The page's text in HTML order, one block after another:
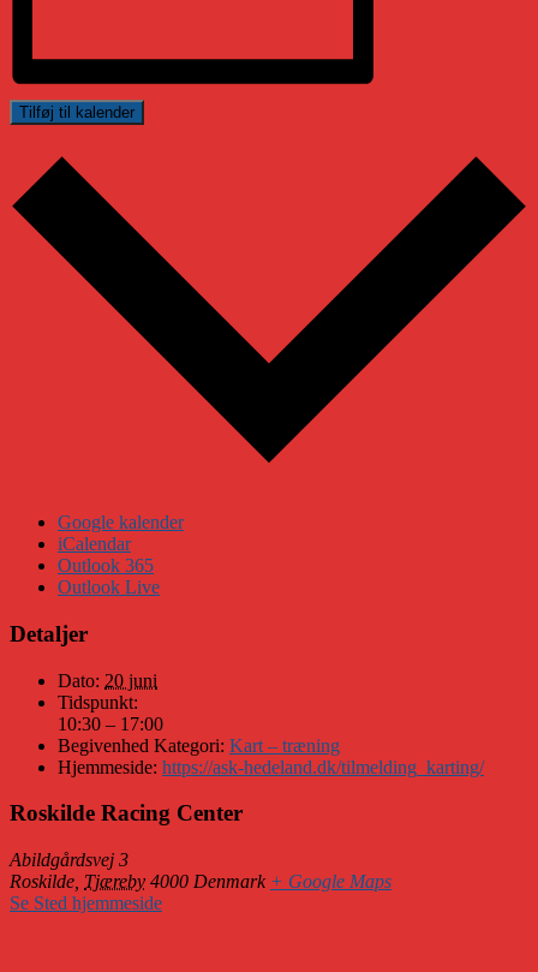
Tilføj til kalender
Google kalender
iCalendar
Outlook 365
Outlook Live
Detaljer
Dato: 20 juni
Tidspunkt:
10:30 – 17:00
Begivenhed Kategori: Kart – træning
Hjemmeside: https://ask-hedeland.dk/tilmelding_karting/
Roskilde Racing Center
Abildgårdsvej 3
Roskilde Tjæreby 4000 Denmark + Google Maps
Se Sted hjemmeside